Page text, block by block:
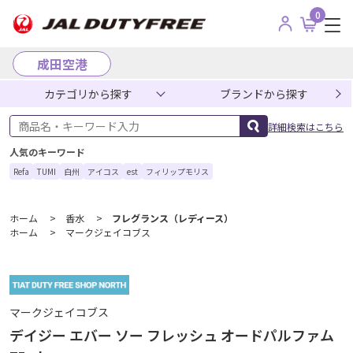
0
成田空港
カテゴリから探す ブランドから探す
商品名・キーワード入力
詳細検索はこちら
人気のキーワード
Refa TUMI 白州 アイコス est フィリップモリス
ホーム > 香水 >
フレグランス（レディース）
ホーム
> マークジェイコブス
マークジェイコブス
デイジー エバー ソー フレッシュ オードパルファム